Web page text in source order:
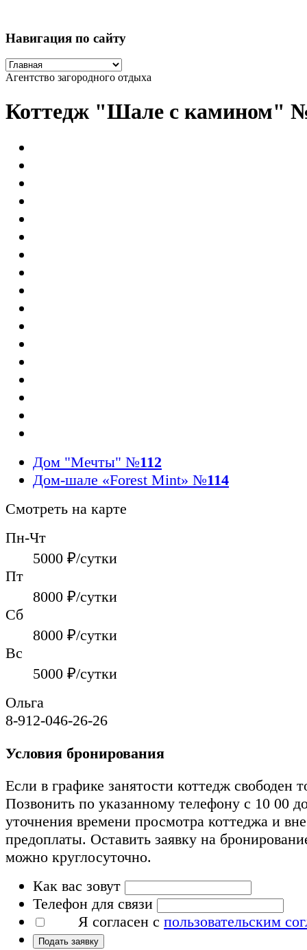
Навигация по сайту
Агентство загородного отдыха
Коттедж "Шале с камином"
Дом "Мечты" №112
Дом-шале «Forest Mint» №114
Смотреть на карте
Пн-Чт
5000 ₽/сутки
Пт
8000 ₽/сутки
Сб
8000 ₽/сутки
Вс
5000 ₽/сутки
Ольга
8-912-046-26-26
Условия бронирования
Если в графике занятости коттедж свободен
Позвонить по указанному телефону с 10 00
уточнения времени просмотра коттеджа и
предоплаты. Оставить заявку на
можно круглосуточно.
Как вас зовут
Телефон для связи
Я согласен с пользовательским
Подать заявку